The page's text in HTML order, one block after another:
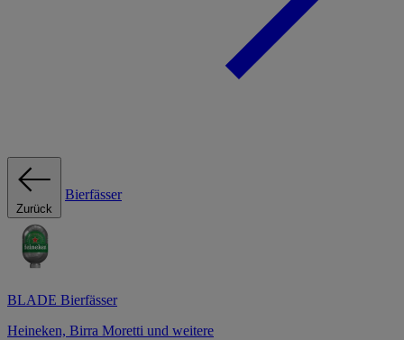
Zurück
Bierfässer
BLADE Bierfässer
Heineken, Birra Moretti und weitere